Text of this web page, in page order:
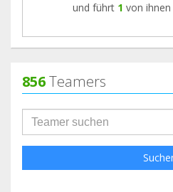
und führt 1 von ihnen
856Teamers